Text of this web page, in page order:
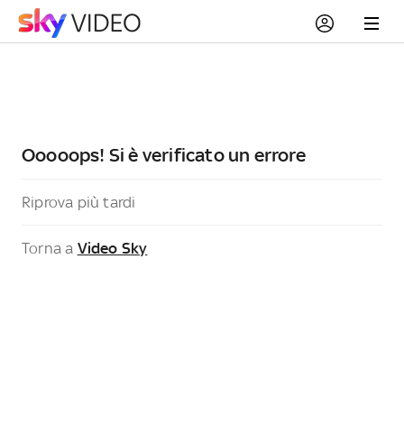
Ooooops! Si è verificato un errore
Riprova più tardi
Torna a Video Sky